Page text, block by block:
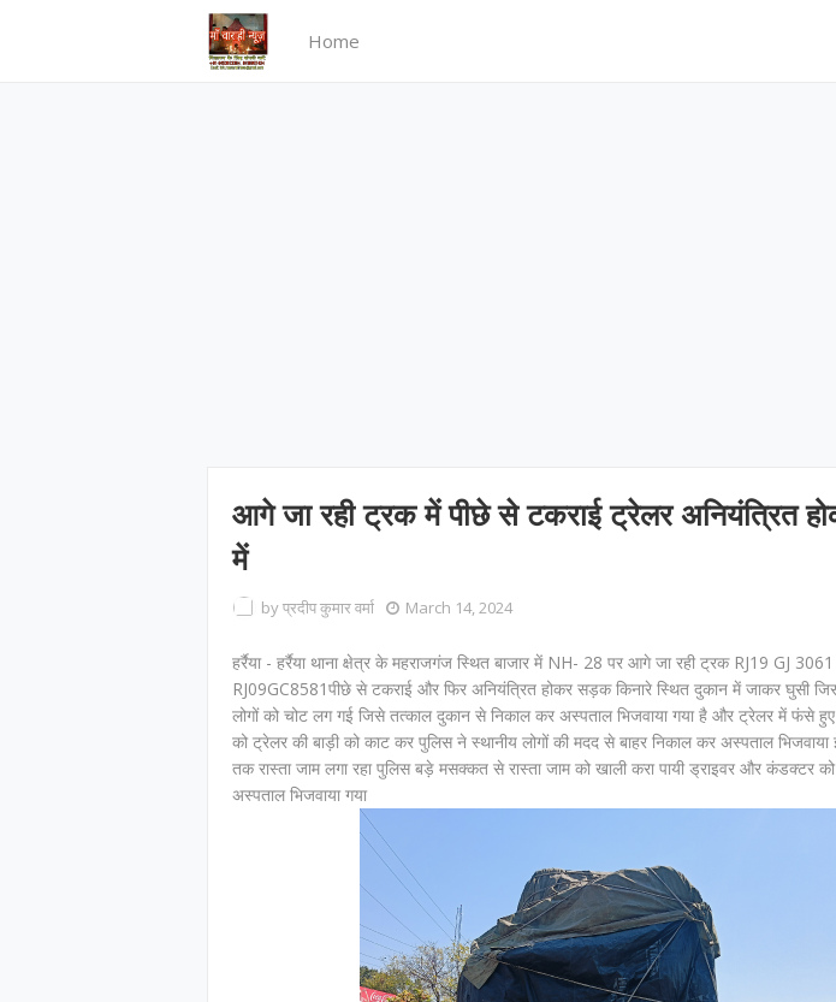
Home
आगे जा रही ट्रक में पीछे से टकराई ट्रेलर अनियंत्रित
में
byप्रदीप कुमार वर्मा March 14, 2024
हर्रैया - हर्रैया थाना क्षेत्र के महराजगंज स्थित बाजार में NH- 28 पर आगे जा रही ट्रक RJ19 GJ
RJ09GC8581पीछे से टकराई और फिर अनियंत्रित होकर सड़क किनारे स्थित दुकान में जाकर घुसी
लोगों को चोट लग गई जिसे तत्काल दुकान से निकाल कर अस्पताल भिजवाया गया है और ट्रेलर में फंसे
को ट्रेलर की बाड़ी को काट कर पुलिस ने स्थानीय लोगों की मदद से बाहर निकाल कर अस्पताल
तक रास्ता जाम लगा रहा पुलिस बड़े मसक्कत से रास्ता जाम को खाली करा पायी ड्राइवर और कंडक्टर
अस्पताल भिजवाया गया